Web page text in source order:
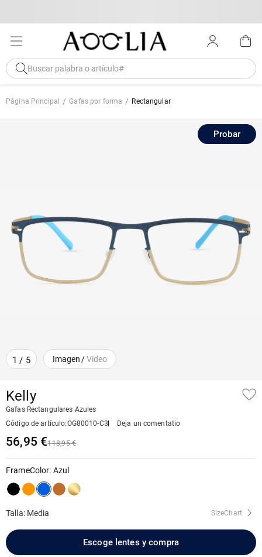
Página Principal Gafas por forma Rectangular
1 / 5 Imagen /Video
Probar
Kelly
Gafas Rectangulares Azules
Código de artículo:OG80010-C3 Deja un comentatio
56,95 €118,95 €
FrameColor: Azul
Talla: Media SizeChart
Escoge lentes y compra